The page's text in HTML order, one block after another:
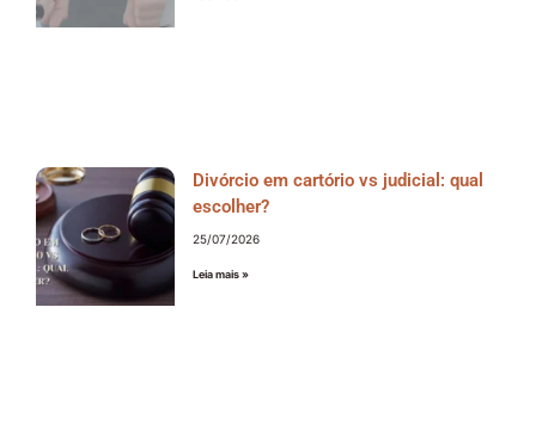
Divórcio em cartório vs judicial: qual
escolher?
25/07/2026
Leia mais »